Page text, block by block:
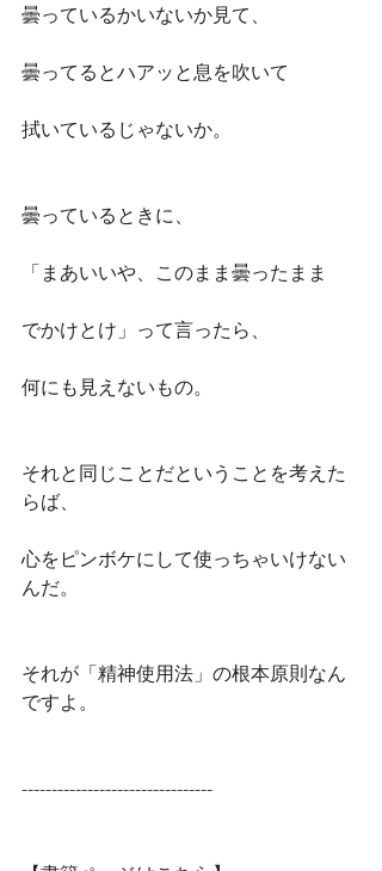
曇っているかいないか見て、
曇ってるとハアッと息を吹いて
拭いているじゃないか。
曇っているときに、
「まあいいや、このまま曇ったまま
でかけとけ」って言ったら、
何にも見えないもの。
それと同じことだということを考えた
らば、
心をピンボケにして使っちゃいけない
んだ。
それが「精神使用法」の根本原則なん
ですよ。
--------------------------------